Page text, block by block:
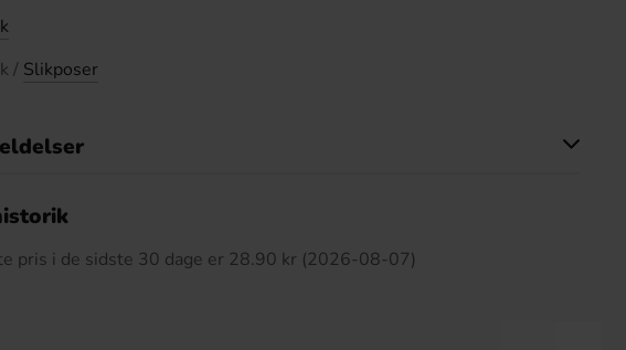
/ Slikposer
pris i de sidste 30 dage er 28.90 kr (2026-08-07)